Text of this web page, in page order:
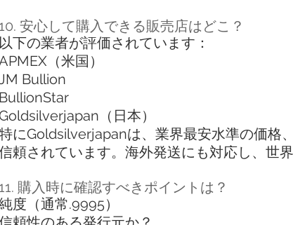
10. 安心して購入できる販売店はどこ？
以下の業者が評価されています：
（米国）
Bullion
BullionStar
（日本）
にGoldsilverjapanは、業界最安水準の価格
頼されています。海外発送にも対応し、世
11. 購入時に確認すべきポイントは？
度（通常.9995）